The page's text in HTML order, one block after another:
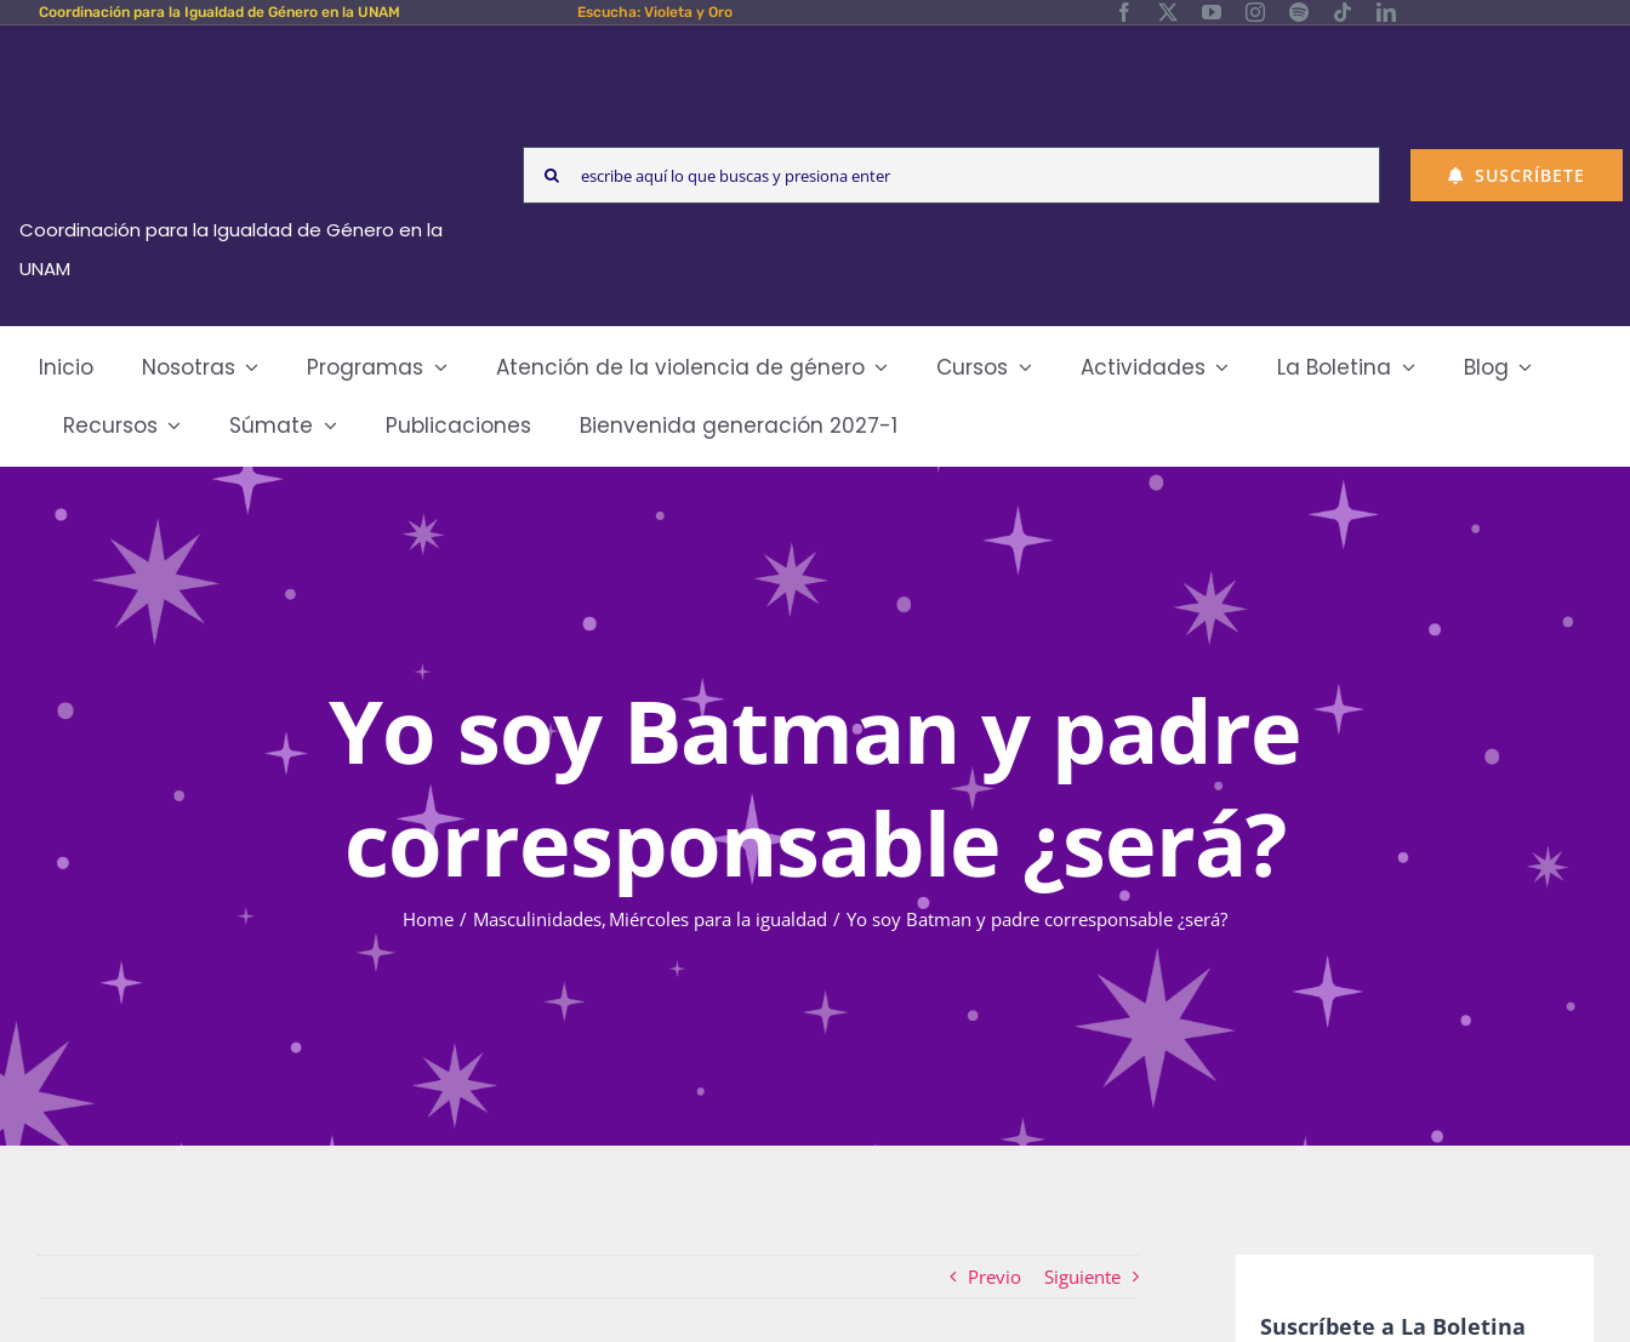
Skip Coordinación para la Igualdad de Género en la UNAM Escucha: Violeta y Oro
Coordinación para la Igualdad de Género en la
UNAM
Search
for:
SUSCRÍBETE
Inicio Nosotras Programas Atención de la violencia de género Cursos Actividades La Boletina
Blog
Recursos
Súmate Publicaciones Bienvenida generación 2027-1
Yo soy Batman y padre
corresponsable ¿será?
Home Masculinidades Miércoles para la igualdad Yo soy Batman y padre corresponsable ¿será?
Previo Siguiente
Suscríbete a La Boletina